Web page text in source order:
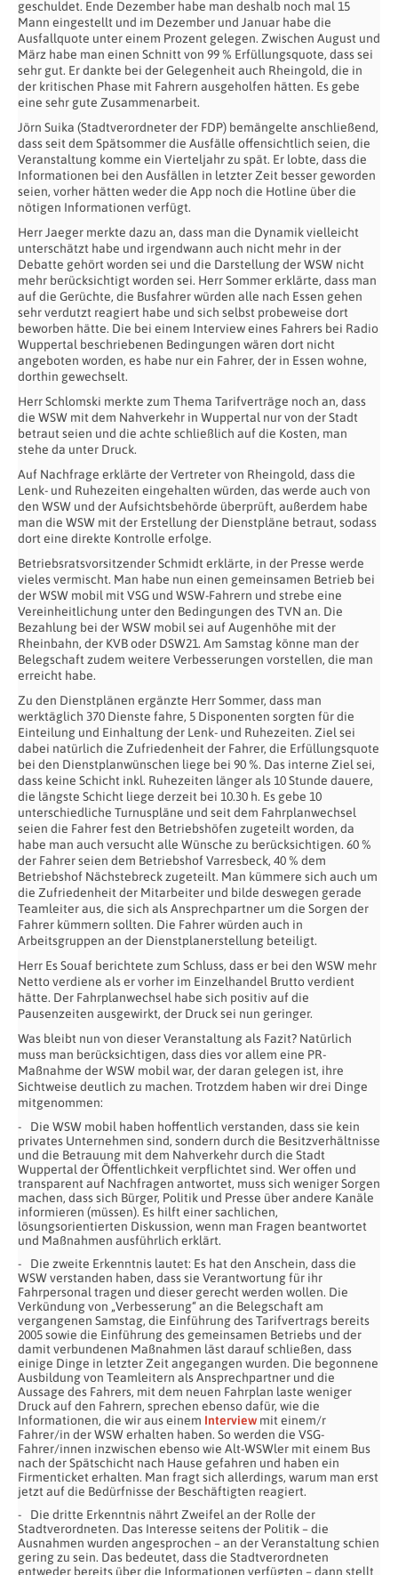
geschuldet. Ende Dezember habe man deshalb noch mal 15
Mann eingestellt und im Dezember und Januar habe die
Ausfallquote unter einem Prozent gelegen. Zwischen August und
März habe man einen Schnitt von 99 % Erfüllungsquote, dass sei
sehr gut. Er dankte bei der Gelegenheit auch Rheingold, die in
der kritischen Phase mit Fahrern ausgeholfen hätten. Es gebe
eine sehr gute Zusammenarbeit.
Jörn Suika (Stadtverordneter der FDP) bemängelte anschließend,
dass seit dem Spätsommer die Ausfälle offensichtlich seien, die
Veranstaltung komme ein Vierteljahr zu spät. Er lobte, dass die
Informationen bei den Ausfällen in letzter Zeit besser geworden
seien, vorher hätten weder die App noch die Hotline über die
nötigen Informationen verfügt.
Herr Jaeger merkte dazu an, dass man die Dynamik vielleicht
unterschätzt habe und irgendwann auch nicht mehr in der
Debatte gehört worden sei und die Darstellung der WSW nicht
mehr berücksichtigt worden sei. Herr Sommer erklärte, dass man
auf die Gerüchte, die Busfahrer würden alle nach Essen gehen
sehr verdutzt reagiert habe und sich selbst probeweise dort
beworben hätte. Die bei einem Interview eines Fahrers bei Radio
Wuppertal beschriebenen Bedingungen wären dort nicht
angeboten worden, es habe nur ein Fahrer, der in Essen wohne,
dorthin gewechselt.
Herr Schlomski merkte zum Thema Tarifverträge noch an, dass
die WSW mit dem Nahverkehr in Wuppertal nur von der Stadt
betraut seien und die achte schließlich auf die Kosten, man
stehe da unter Druck.
Auf Nachfrage erklärte der Vertreter von Rheingold, dass die
Lenk- und Ruhezeiten eingehalten würden, das werde auch von
den WSW und der Aufsichtsbehörde überprüft, außerdem habe
man die WSW mit der Erstellung der Dienstpläne betraut, sodass
dort eine direkte Kontrolle erfolge.
Betriebsratsvorsitzender Schmidt erklärte, in der Presse werde
vieles vermischt. Man habe nun einen gemeinsamen Betrieb bei
der WSW mobil mit VSG und WSW-Fahrern und strebe eine
Vereinheitlichung unter den Bedingungen des TVN an. Die
Bezahlung bei der WSW mobil sei auf Augenhöhe mit der
Rheinbahn, der KVB oder DSW21. Am Samstag könne man der
Belegschaft zudem weitere Verbesserungen vorstellen, die man
erreicht habe.
Zu den Dienstplänen ergänzte Herr Sommer, dass man
werktäglich 370 Dienste fahre, 5 Disponenten sorgten für die
Einteilung und Einhaltung der Lenk- und Ruhezeiten. Ziel sei
dabei natürlich die Zufriedenheit der Fahrer, die Erfüllungsquote
bei den Dienstplanwünschen liege bei 90 %. Das interne Ziel sei,
dass keine Schicht inkl. Ruhezeiten länger als 10 Stunde dauere,
die längste Schicht liege derzeit bei 10.30 h. Es gebe 10
unterschiedliche Turnuspläne und seit dem Fahrplanwechsel
seien die Fahrer fest den Betriebshöfen zugeteilt worden, da
habe man auch versucht alle Wünsche zu berücksichtigen. 60 %
der Fahrer seien dem Betriebshof Varresbeck, 40 % dem
Betriebshof Nächstebreck zugeteilt. Man kümmere sich auch um
die Zufriedenheit der Mitarbeiter und bilde deswegen gerade
Teamleiter aus, die sich als Ansprechpartner um die Sorgen der
Fahrer kümmern sollten. Die Fahrer würden auch in
Arbeitsgruppen an der Dienstplanerstellung beteiligt.
Herr Es Souaf berichtete zum Schluss, dass er bei den WSW mehr
Netto verdiene als er vorher im Einzelhandel Brutto verdient
hätte. Der Fahrplanwechsel habe sich positiv auf die
Pausenzeiten ausgewirkt, der Druck sei nun geringer.
Was bleibt nun von dieser Veranstaltung als Fazit? Natürlich
muss man berücksichtigen, dass dies vor allem eine PR-
Maßnahme der WSW mobil war, der daran gelegen ist, ihre
Sichtweise deutlich zu machen. Trotzdem haben wir drei Dinge
mitgenommen:
Die WSW mobil haben hoffentlich verstanden, dass sie kein
privates Unternehmen sind, sondern durch die Besitzverhältnisse
und die Betrauung mit dem Nahverkehr durch die Stadt
Wuppertal der Öffentlichkeit verpflichtet sind. Wer offen und
transparent auf Nachfragen antwortet, muss sich weniger Sorgen
machen, dass sich Bürger, Politik und Presse über andere Kanäle
informieren (müssen). Es hilft einer sachlichen,
lösungsorientierten Diskussion, wenn man Fragen beantwortet
und Maßnahmen ausführlich erklärt.
Die zweite Erkenntnis lautet: Es hat den Anschein, dass die
WSW verstanden haben, dass sie Verantwortung für ihr
Fahrpersonal tragen und dieser gerecht werden wollen. Die
Verkündung von „Verbesserung“ an die Belegschaft am
vergangenen Samstag, die Einführung des Tarifvertrags bereits
2005 sowie die Einführung des gemeinsamen Betriebs und der
damit verbundenen Maßnahmen läst darauf schließen, dass
einige Dinge in letzter Zeit angegangen wurden. Die begonnene
Ausbildung von Teamleitern als Ansprechpartner und die
Aussage des Fahrers, mit dem neuen Fahrplan laste weniger
Druck auf den Fahrern, sprechen ebenso dafür, wie die
Informationen, die wir aus einem Interview mit einem/r
Fahrer/in der WSW erhalten haben. So werden die VSG-
Fahrer/innen inzwischen ebenso wie Alt-WSWler mit einem Bus
nach der Spätschicht nach Hause gefahren und haben ein
Firmenticket erhalten. Man fragt sich allerdings, warum man erst
jetzt auf die Bedürfnisse der Beschäftigten reagiert.
Die dritte Erkenntnis nährt Zweifel an der Rolle der
Stadtverordneten. Das Interesse seitens der Politik – die
Ausnahmen wurden angesprochen – an der Veranstaltung schien
gering zu sein. Das bedeutet, dass die Stadtverordneten
entweder bereits über die Informationen verfügten – dann stellt